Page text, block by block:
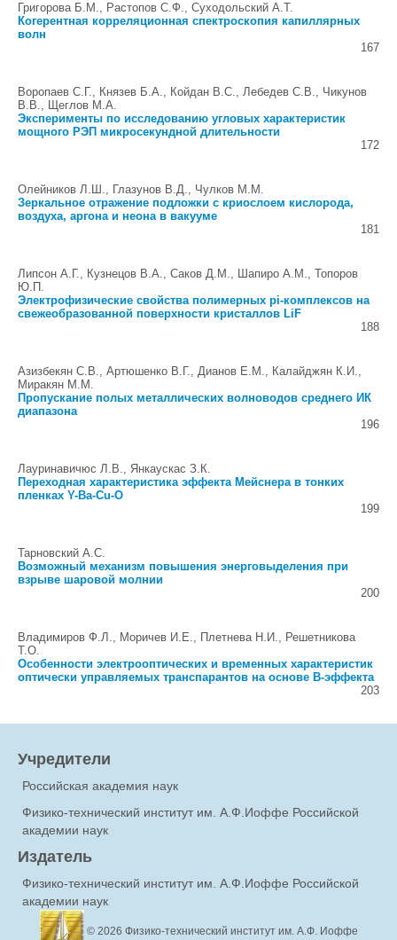
Григорова Б.М., Растопов С.Ф., Суходольский А.Т.
Когерентная корреляционная спектроскопия капиллярных
волн
167
Воропаев С.Г., Князев Б.А., Койдан В.С., Лебедев С.В., Чикунов
В.В., Щеглов М.А.
Эксперименты по исследованию угловых характеристик
мощного РЭП микросекундной длительности
172
Олейников Л.Ш., Глазунов В.Д., Чулков М.М.
Зеркальное отражение подложки с криослоем кислорода,
воздуха, аргона и неона в вакууме
181
Липсон А.Г., Кузнецов В.А., Саков Д.М., Шапиро А.М., Топоров
Ю.П.
Электрофизические свойства полимерных pi-комплексов на
свежеобразованной поверхности кристаллов LiF
188
Азизбекян С.В., Артюшенко В.Г., Дианов Е.М., Калайджян К.И.,
Миракян М.М.
Пропускание полых металлических волноводов среднего ИК
диапазона
196
Лауринавичюс Л.В., Янкаускас З.К.
Переходная характеристика эффекта Мейснера в тонких
пленках Y-Ba-Cu-O
199
Тарновский А.С.
Возможный механизм повышения энерговыделения при
взрыве шаровой молнии
200
Владимиров Ф.Л., Моричев И.Е., Плетнева Н.И., Решетникова
Т.О.
Особенности электрооптических и временных характеристик
оптически управляемых транспарантов на основе B-эффекта
203
Учредители
Российская академия наук
Физико-технический институт им. А.Ф.Иоффе Российской
академии наук
Издатель
Физико-технический институт им. А.Ф.Иоффе Российской
академии наук
© 2026 Физико-технический институт им. А.Ф. Иоффе